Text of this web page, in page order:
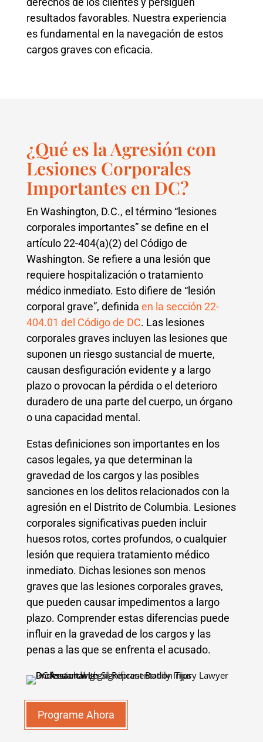
resultados favorables. Nuestra experiencia
es fundamental en la navegación de estos
cargos graves con eficacia.
¿Qué es la Agresión con
Lesiones Corporales
Importantes en DC?
En Washington, D.C., el término “lesiones
corporales importantes” se define en el
artículo 22-404(a)(2) del Código de
Washington. Se refiere a una lesión que
requiere hospitalización o tratamiento
médico inmediato. Esto difiere de “lesión
corporal grave”, definida en la sección 22-
404.01 del Código de DC. Las lesiones
corporales graves incluyen las lesiones que
suponen un riesgo sustancial de muerte,
causan desfiguración evidente y a largo
plazo o provocan la pérdida o el deterioro
duradero de una parte del cuerpo, un órgano
o una capacidad mental.
Estas definiciones son importantes en los
casos legales, ya que determinan la
gravedad de los cargos y las posibles
sanciones en los delitos relacionados con la
agresión en el Distrito de Columbia. Lesiones
corporales significativas pueden incluir
huesos rotos, cortes profundos, o cualquier
lesión que requiera tratamiento médico
inmediato. Dichas lesiones son menos
graves que las lesiones corporales graves,
que pueden causar impedimentos a largo
plazo. Comprender estas diferencias puede
influir en la gravedad de los cargos y las
penas a las que se enfrenta el acusado.
Programe Ahora